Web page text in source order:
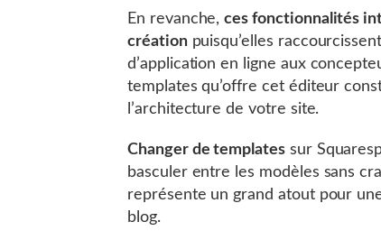
En revanche,ces fonctionnalités
créationpuisqu’elles
d’application en ligne aux
templates qu’offre cet éditeur
l’architecture de votre site.
Changer de templatessur
basculer entre les modèles sans
représente un grand atout pour
blog.